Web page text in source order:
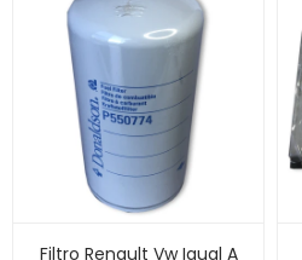
Filtro Renault Vw Igual A